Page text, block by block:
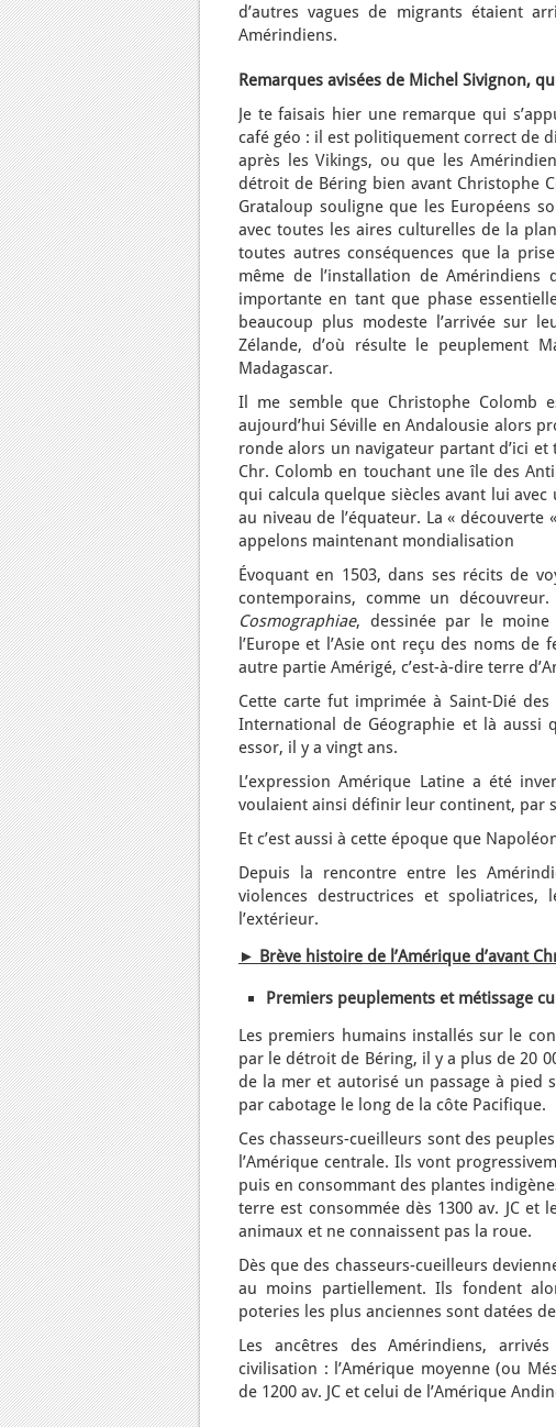
d’autres vagues de migrants étaient
Amérindiens.
Remarques avisées de Michel Sivignon,
Je te faisais hier une remarque qui
café géo : il est politiquement correct de
après les Vikings, ou que les
détroit de Béring bien avant Christophe
Grataloup souligne que les Européens
avec toutes les aires culturelles de la
toutes autres conséquences que la
même de l’installation de Amérindiens
importante en tant que phase
beaucoup plus modeste l’arrivée sur
Zélande, d’où résulte le peuplement
Madagascar.
Il me semble que Christophe Colomb
aujourd’hui Séville en Andalousie alors
ronde alors un navigateur partant d’ici
Chr. Colomb en touchant une île des
qui calcula quelque siècles avant lui
au niveau de l’équateur. La «
appelons maintenant mondialisation
Évoquant en 1503, dans ses récits de
contemporains, comme un
Cosmographiae, dessinée par le moine
l’Europe et l’Asie ont reçu des noms
autre partie Amérigé, c’est-à-dire terre
Cette carte fut imprimée à Saint-Dié des
International de Géographie et là aussi
essor, il y a vingt ans.
L’expression Amérique Latine a été
voulaient ainsi définir leur continent, par
Et c’est aussi à cette époque que
Depuis la rencontre entre les
violences destructrices et spoliatrices,
l’extérieur.
► Brève histoire de l’Amérique d’avant
Premiers peuplements et métissage
Les premiers humains installés sur le
par le détroit de Béring, il y a plus de 20
de la mer et autorisé un passage à pied
par cabotage le long de la côte Pacifique.
Ces chasseurs-cueilleurs sont des
l’Amérique centrale. Ils vont
puis en consommant des plantes
terre est consommée dès 1300 av. JC et
animaux et ne connaissent pas la roue.
Dès que des chasseurs-cueilleurs
au moins partiellement. Ils fondent
poteries les plus anciennes sont datées de
Les ancêtres des Amérindiens,
civilisation : l’Amérique moyenne (ou
de 1200 av. JC et celui de l’Amérique